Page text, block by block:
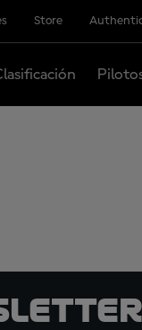
Store